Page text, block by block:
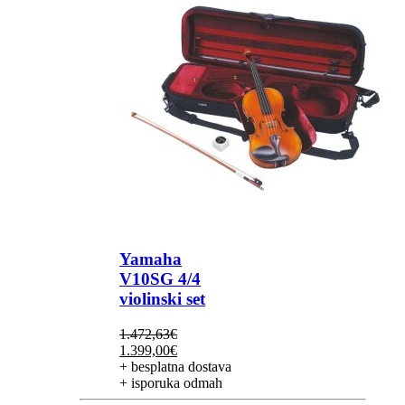
Yamaha
V10SG 4/4
violinski set
1.472,63€
Izvorna
cijena
bila
je:
1.399,00€Trenutna
cijena
je:
1.399,00€.
+ besplatna dostava
+ isporuka odmah